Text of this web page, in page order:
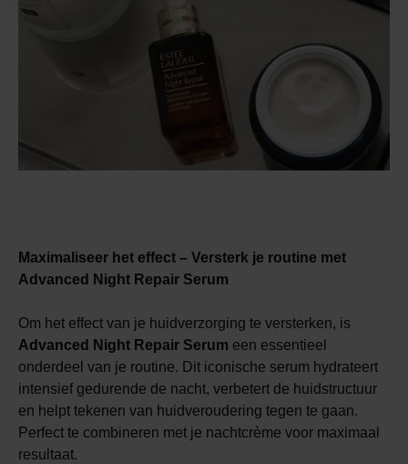
Maximaliseer het effect – Versterk je routine met
Advanced Night Repair Serum
Om het effect van je huidverzorging te versterken, is
Advanced Night Repair Serum een essentieel
onderdeel van je routine. Dit iconische serum hydrateert
intensief gedurende de nacht, verbetert de huidstructuur
en helpt tekenen van huidveroudering tegen te gaan.
Perfect te combineren met je nachtcrème voor maximaal
resultaat.